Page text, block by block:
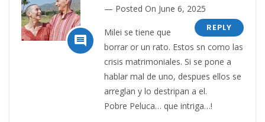

Posted On June 6, 2025
REPLY
Milei se tiene que
borrar or un rato. Estos sn como las
crisis matrimoniales. Si se pone a
hablar mal de uno, despues ellos se
arreglan y lo destripan a el.
Pobre Peluca… que intriga…!